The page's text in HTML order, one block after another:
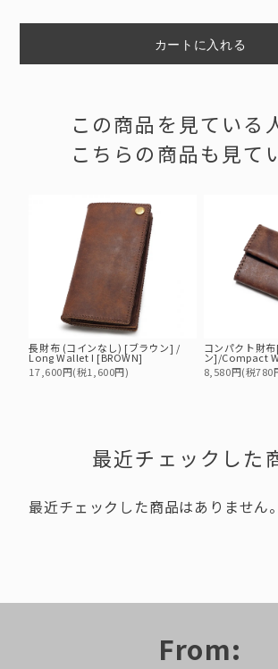
カートに入れる
この商品を見ている
こちらの商品も見て
長財布 (コインなし) [ブラウン] /
Long Wallet I [BROWN]
17,600円(税1,600円)
コンパクト財
ン]/Compact
8,580円(税780
最近チェックした
最近チェックした商品はありません。
From: